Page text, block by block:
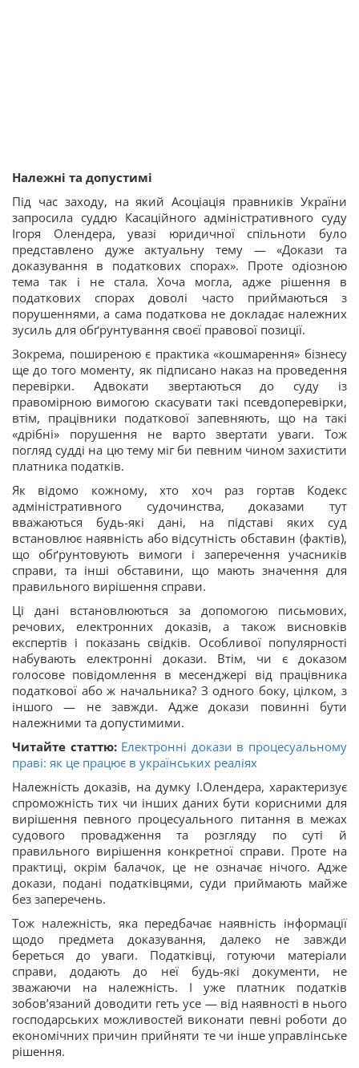
Належні та допустимі
Під час заходу, на який Асоціація правників України
запросила суддю Касаційного адміністративного суду
Ігоря Олендера, увазі юридичної спільноти було
представлено дуже актуальну тему — «Докази та
доказування в податкових спорах». Проте одіозною
тема так і не стала. Хоча могла, адже рішення в
податкових спорах доволі часто приймаються з
порушеннями, а сама податкова не докладає належних
зусиль для обґрунтування своєї правової позиції.
Зокрема, поширеною є практика «кошмарення» бізнесу
ще до того моменту, як підписано наказ на проведення
перевірки. Адвокати звертаються до суду із
правомірною вимогою скасувати такі псевдоперевірки,
втім, працівники податкової запевняють, що на такі
«дрібні» порушення не варто звертати уваги. Тож
погляд судді на цю тему міг би певним чином захистити
платника податків.
Як відомо кожному, хто хоч раз гортав Кодекс
адміністративного судочинства, доказами тут
вважаються будь-які дані, на підставі яких суд
встановлює наявність або відсутність обставин (фактів),
що обґрунтовують вимоги і заперечення учасників
справи, та інші обставини, що мають значення для
правильного вирішення справи.
Ці дані встановлюються за допомогою письмових,
речових, електронних доказів, а також висновків
експертів і показань свідків. Особливої популярності
набувають електронні докази. Втім, чи є доказом
голосове повідомлення в месенджері від працівника
податкової або ж начальника? З одного боку, цілком, з
іншого — не завжди. Адже докази повинні бути
належними та допустимими.
Читайте статтю: Електронні докази в процесуальному
праві: як це працює в українських реаліях
Належність доказів, на думку І.Олендера, характеризує
спроможність тих чи інших даних бути корисними для
вирішення певного процесуального питання в межах
судового провадження та розгляду по суті й
правильного вирішення конкретної справи. Проте на
практиці, окрім балачок, це не означає нічого. Адже
докази, подані податківцями, суди приймають майже
без заперечень.
Тож належність, яка передбачає наявність інформації
щодо предмета доказування, далеко не завжди
береться до уваги. Податківці, готуючи матеріали
справи, додають до неї будь-які документи, не
зважаючи на належність. І уже платник податків
зобов’язаний доводити геть усе — від наявності в нього
господарських можливостей виконати певні роботи до
економічних причин прийняти те чи інше управлінське
рішення.